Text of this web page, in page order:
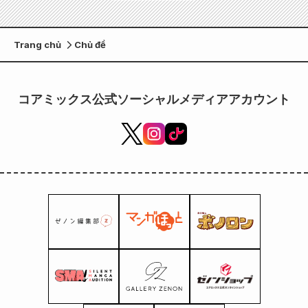
Trang chủ Chủ đề
コアミックス公式ソーシャルメディアアカウント